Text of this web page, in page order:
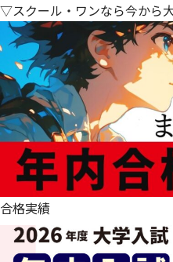
▽スクール・ワンなら今から
合格実績